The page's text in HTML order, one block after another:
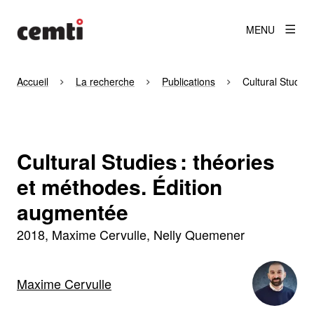
MENU
Accueil La recherche Publications Cultural
Cultural Studies : théories
et méthodes. Édition
augmentée
2018 Maxime Cervulle, Nelly Quemener
Maxime Cervulle